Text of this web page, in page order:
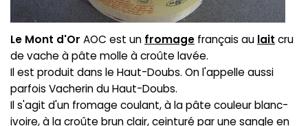
Le Mont d'Or AOC est un fromage français au lait cru
de vache à pâte molle à croûte lavée.
Il est produit dans le Haut-Doubs. On l'appelle aussi
parfois Vacherin du Haut-Doubs.
Il s'agit d'un fromage coulant, à la pâte couleur blanc-
ivoire, à la croûte brun clair, ceinturé par une sangle en